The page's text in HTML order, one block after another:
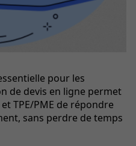
pour les
de devis en ligne permet
TPE/PME de répondre
sans perdre de temps